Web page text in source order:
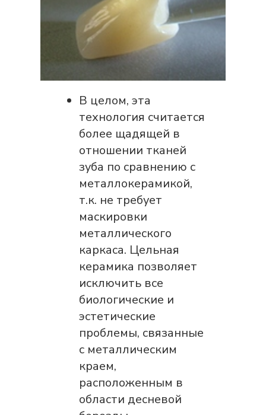
В целом, эта
технология считается
более щадящей в
отношении тканей
зуба по сравнению с
металлокерамикой,
т.к. не требует
маскировки
металлического
каркаса. Цельная
керамика позволяет
исключить все
биологические и
эстетические
проблемы, связанные
с металлическим
краем,
расположенным в
области десневой